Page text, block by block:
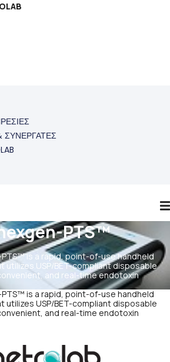
PTS™
is a rapid, point-of-use handheld
USP/BET-compliant disposable
and real-time endotoxin
is a rapid, point-of-use handheld
USP/BET-compliant disposable
and real-time endotoxin